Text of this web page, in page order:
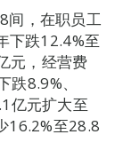
间，在职员工
下跌12.4%至
元，经营费
8.9%、
亿元扩大至
16.2%至28.8